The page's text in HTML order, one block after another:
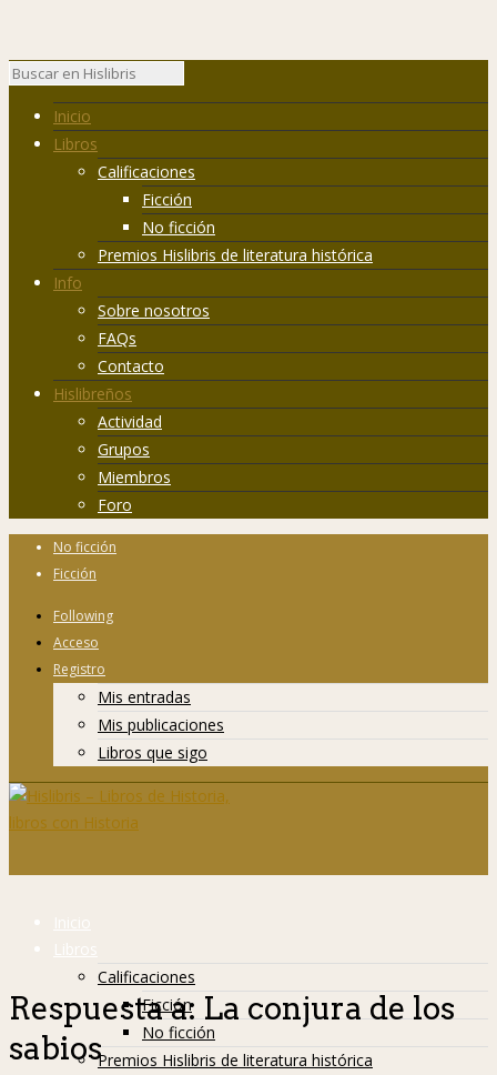
Inicio
Libros
Calificaciones
Ficción
No ficción
Premios Hislibris de literatura histórica
Info
Sobre nosotros
FAQs
Contacto
Hislibreños
Actividad
Grupos
Miembros
Foro
No ficción
Ficción
Following
Acceso
Registro
Mis entradas
Mis publicaciones
Libros que sigo
Inicio
Libros
Calificaciones
Ficción
No ficción
Premios Hislibris de literatura histórica
Respuesta a: La conjura de los
sabios